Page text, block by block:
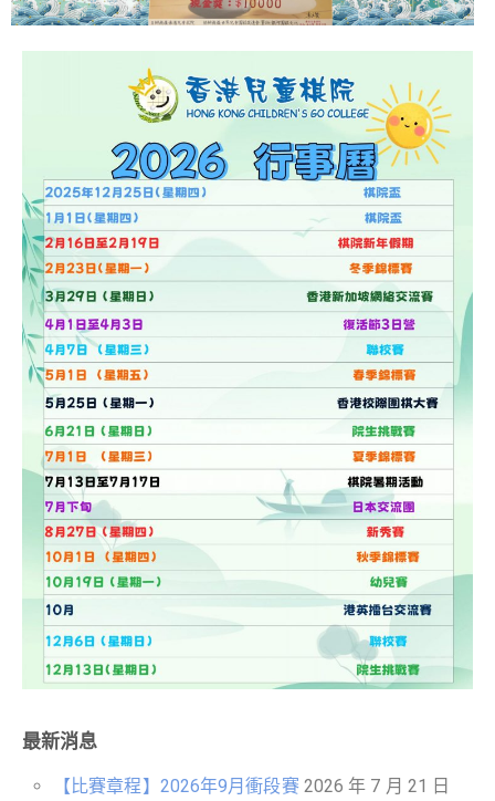
最新消息
【比賽章程】2026年9月衝段賽 2026 年 7 月 21 日